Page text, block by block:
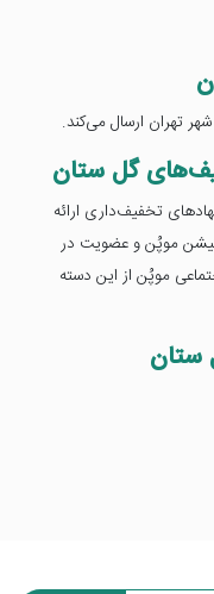
گل ستان
تخفیف‌داری ارائه
موپُن و عضویت در
موپُن از این دسته
ستان